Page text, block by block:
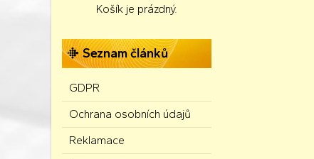
Košík je prázdný.
Seznam článků
GDPR
Ochrana osobních údajů
Reklamace